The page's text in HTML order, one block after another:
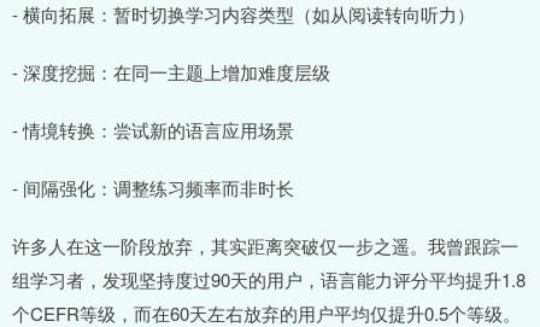
- 横向拓展：暂时切换学习内容类型（如从阅读转向听力）
- 深度挖掘：在同一主题上增加难度层级
- 情境转换：尝试新的语言应用场景
- 间隔强化：调整练习频率而非时长
许多人在这一阶段放弃，其实距离突破仅一步之遥。我曾跟踪一
组学习者，发现坚持度过90天的用户，语言能力评分平均提升1.8
个CEFR等级，而在60天左右放弃的用户平均仅提升0.5个等级。